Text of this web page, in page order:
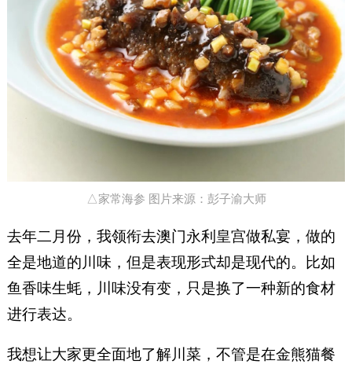
△家常海参 图片来源：彭子渝大师
去年二月份，我领衔去澳门永利皇宫做私宴，做的
全是地道的川味，但是表现形式却是现代的。比如
鱼香味生蚝，川味没有变，只是换了一种新的食材
进行表达。
我想让大家更全面地了解川菜，不管是在金熊猫餐